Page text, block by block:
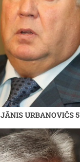
JĀNIS URBANOVIČS 5